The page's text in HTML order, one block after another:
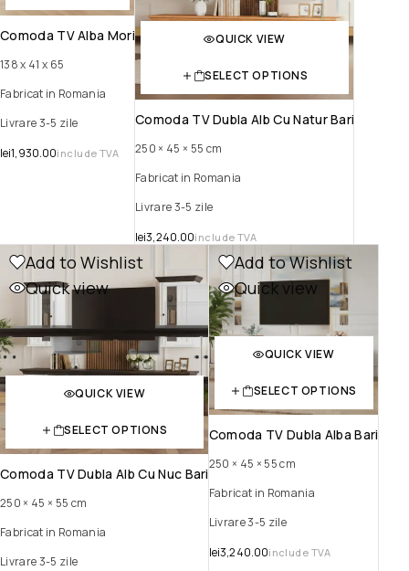
Comoda TV Alba Mori
138 x 41 x 65
Fabricat in Romania
Livrare 3-5 zile
lei1,930.00include TVA
QUICK VIEW
SELECT OPTIONS
Comoda TV Dubla Alb Cu Natur Bari
250 × 45 × 55 cm
Fabricat in Romania
Livrare 3-5 zile
lei3,240.00include TVA
Add to Wishlist
Quick view
QUICK VIEW
SELECT OPTIONS
Comoda TV Dubla Alb Cu Nuc Bari
250 × 45 × 55 cm
Fabricat in Romania
Livrare 3-5 zile
Add to Wishlist
Quick view
QUICK VIEW
SELECT OPTIONS
Comoda TV Dubla Alba Bari
250 × 45 × 55 cm
Fabricat in Romania
Livrare 3-5 zile
lei3,240.00include TVA